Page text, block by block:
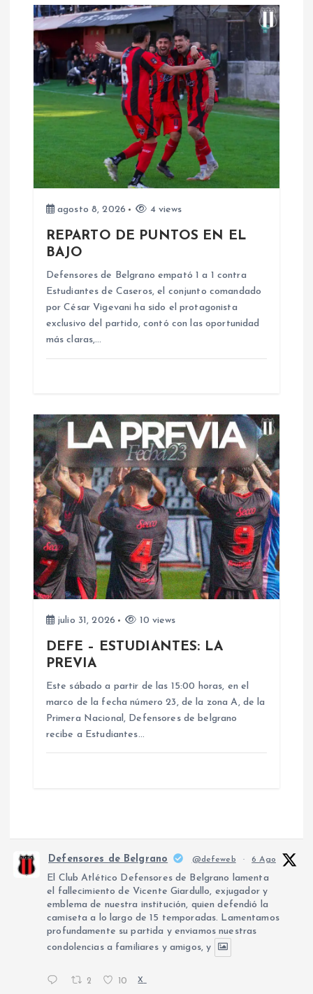
a
c
ó
n
d
d
a
s
agosto 8, 2026 4 views
REPARTO DE PUNTOS EN EL
BAJO
Defensores de Belgrano empató 1 a 1 contra
Estudiantes de Caseros, el conjunto comandado
por César Vigevani ha sido el protagonista
exclusivo del partido, contó con las oportunidad
más claras,…
julio 31, 2026 10 views
DEFE – ESTUDIANTES: LA
PREVIA
Este sábado a partir de las 15:00 horas, en el
marco de la fecha número 23, de la zona A, de la
Primera Nacional, Defensores de belgrano
recibe a Estudiantes…
Defensores de Belgrano @defeweb · 6 Ago
El Club Atlético Defensores de Belgrano lamenta
el fallecimiento de Vicente Giardullo, exjugador y
emblema de nuestra institución, quien defendió la
camiseta a lo largo de 15 temporadas. Lamentamos
profundamente su partida y enviamos nuestras
condolencias a familiares y amigos, y
2 10 X